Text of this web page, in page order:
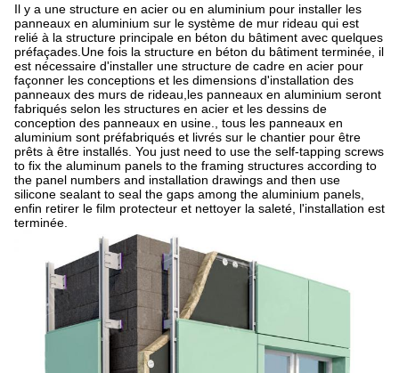
Il y a une structure en acier ou en aluminium pour installer les
panneaux en aluminium sur le système de mur rideau qui est
relié à la structure principale en béton du bâtiment avec quelques
préfaçades.Une fois la structure en béton du bâtiment terminée, il
est nécessaire d'installer une structure de cadre en acier pour
façonner les conceptions et les dimensions d'installation des
panneaux des murs de rideau,les panneaux en aluminium seront
fabriqués selon les structures en acier et les dessins de
conception des panneaux en usine., tous les panneaux en
aluminium sont préfabriqués et livrés sur le chantier pour être
prêts à être installés. You just need to use the self-tapping screws
to fix the aluminum panels to the framing structures according to
the panel numbers and installation drawings and then use
silicone sealant to seal the gaps among the aluminium panels,
enfin retirer le film protecteur et nettoyer la saleté, l'installation est
terminée.